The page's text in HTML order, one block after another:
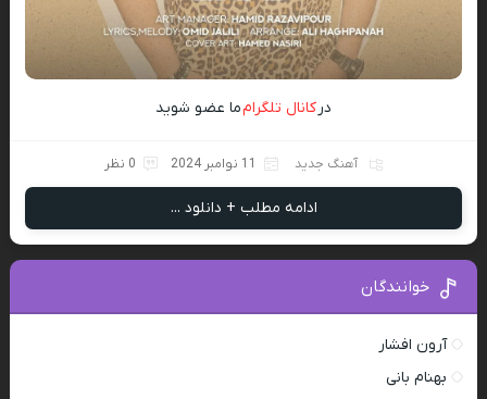
درکانال تلگرامما عضو شوید
آهنگ جدید 11 نوامبر 2024 0 نظر
ادامه مطلب + دانلود ...
خوانندگان
آرون افشار
بهنام بانی